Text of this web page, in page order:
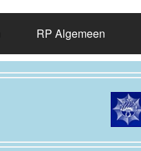
RP Algemeen